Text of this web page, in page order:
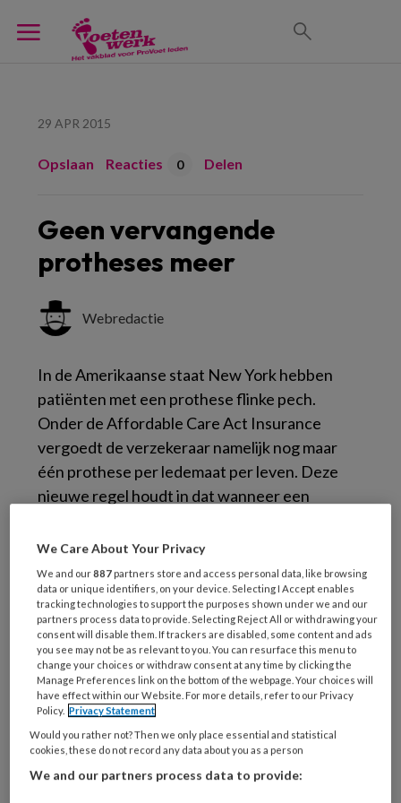
29 APR 2015
Opslaan Reacties 0 Delen
Geen vervangende
protheses meer
Webredactie
In de Amerikaanse staat New York hebben
patiënten met een prothese flinke pech.
Onder de Affordable Care Act Insurance
vergoedt de verzekeraar namelijk nog maar
één prothese per ledemaat per leven. Deze
nieuwe regel houdt in dat wanneer een
goed zit, deze niet gerepareerd of vervangen
wordt. Alleen voor kinderen geldt een
uitzondering.
Dan Bastian, een instrumentenmaker, vertelt
aan de Amerikaanse nieuwszender CBS dat
geen enkele prothese levenslang meegaat.
“Het lichaam verandert en technologie
verbetert, maar dat maakt de
staatsverzekeraars, blijkbaar niets uit.” Veel
mensen met een prothese vrezen nu
We Care About Your Privacy
We and our887 partners store and access personal data, like browsing
data or unique identifiers, on your device. Selecting I Accept enables
tracking technologies to support the purposes shown under we and our
partners process data to provide. Selecting Reject All or withdrawing your
consent will disable them. If trackers are disabled, some content and ads
you see may not be as relevant to you. You can resurface this menu to
change your choices or withdraw consent at any time by clicking the
Manage Preferences link on the bottom of the webpage. Your choices will
have effect within our Website. For more details, refer to our Privacy
Policy. Privacy Statement
Would you rather not? Then we only place essential and statistical
cookies, these do not record any data about you as a person
We and our partners process data to provide: